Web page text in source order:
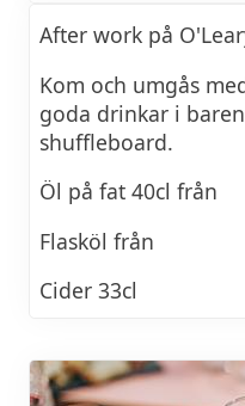
Se afterwork meny >>
After work på
Kom och umgås
goda drinkar i
shuffleboard.
Öl på fat 40cl från
Flasköl från
Cider 33cl
Rött/Vitt vin glas